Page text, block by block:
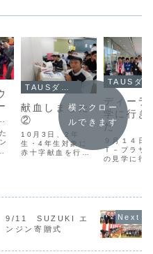
献血しました
②
10月3日、2年
生・4年生対象に
赤十字献血を行い
協力を頂きまし
ん、ご協力有難う
ございまし
た。 （保険
圧測定中！血液検
ディーラ
学に行き
た
９月１４
Ｔ－プラザ
の見学に行
ペット」「
ディーラー
舗で都内の
販売店の中
大級のショ
ムを持ち、
横スクロー
ルできます
9/11 SUZUKI エ
ンジン寄贈式